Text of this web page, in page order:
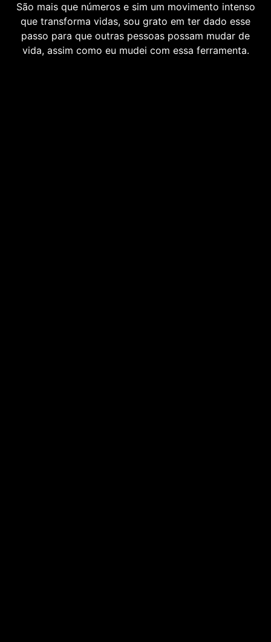
São mais que números e sim um movimento intenso
que transforma vidas, sou grato em ter dado esse
passo para que outras pessoas possam mudar de
vida, assim como eu mudei com essa ferramenta.